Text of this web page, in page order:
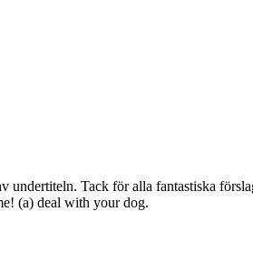
undertiteln. Tack för alla fantastiska
(a) deal with your dog.